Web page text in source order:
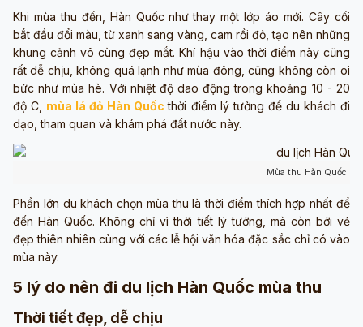
Khi mùa thu đến, Hàn Quốc như thay một lớp áo mới. Cây cối
bắt đầu đổi màu, từ xanh sang vàng, cam rồi đỏ, tạo nên những
khung cảnh vô cùng đẹp mắt. Khí hậu vào thời điểm này cũng
rất dễ chịu, không quá lạnh như mùa đông, cũng không còn oi
bức như mùa hè. Với nhiệt độ dao động trong khoảng 10 - 20
độ C, mùa lá đỏ Hàn Quốcthời điểm lý tưởng để du khách đi
dạo, tham quan và khám phá đất nước này.
Mùa thu Hàn Quốc
Phần lớn du khách chọn mùa thu là thời điểm thích hợp nhất để
đến Hàn Quốc. Không chỉ vì thời tiết lý tưởng, mà còn bởi vẻ
đẹp thiên nhiên cùng với các lễ hội văn hóa đặc sắc chỉ có vào
mùa này.
5 lý do nên đi du lịch Hàn Quốc mùa thu
Thời tiết đẹp, dễ chịu